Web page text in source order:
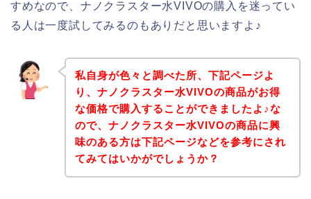
すめなので、ナノクラスター水VIVOの購入を迷ってい
る人は一度試してみるのもありだと思いますよ♪
私自身が色々と調べた所、下記ページよ
り、ナノクラスター水VIVOの商品がお得
な価格で購入することができましたよ♪な
ので、ナノクラスター水VIVOの商品に興
味のある方は下記ページなどを参考にされ
てみてはいかがでしょうか？